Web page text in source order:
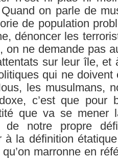
on parle de
de population
dénoncer les
on ne demande pas
sur leur île, et
qui ne doivent
les musulmans,
c’est que pour
que va se mener
notre propre
à la définition
marronne en